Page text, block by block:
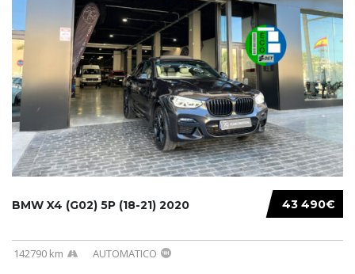
43 490€
BMW X4 (G02) 5P (18-21) 2020
142790 km AUTOMATICO